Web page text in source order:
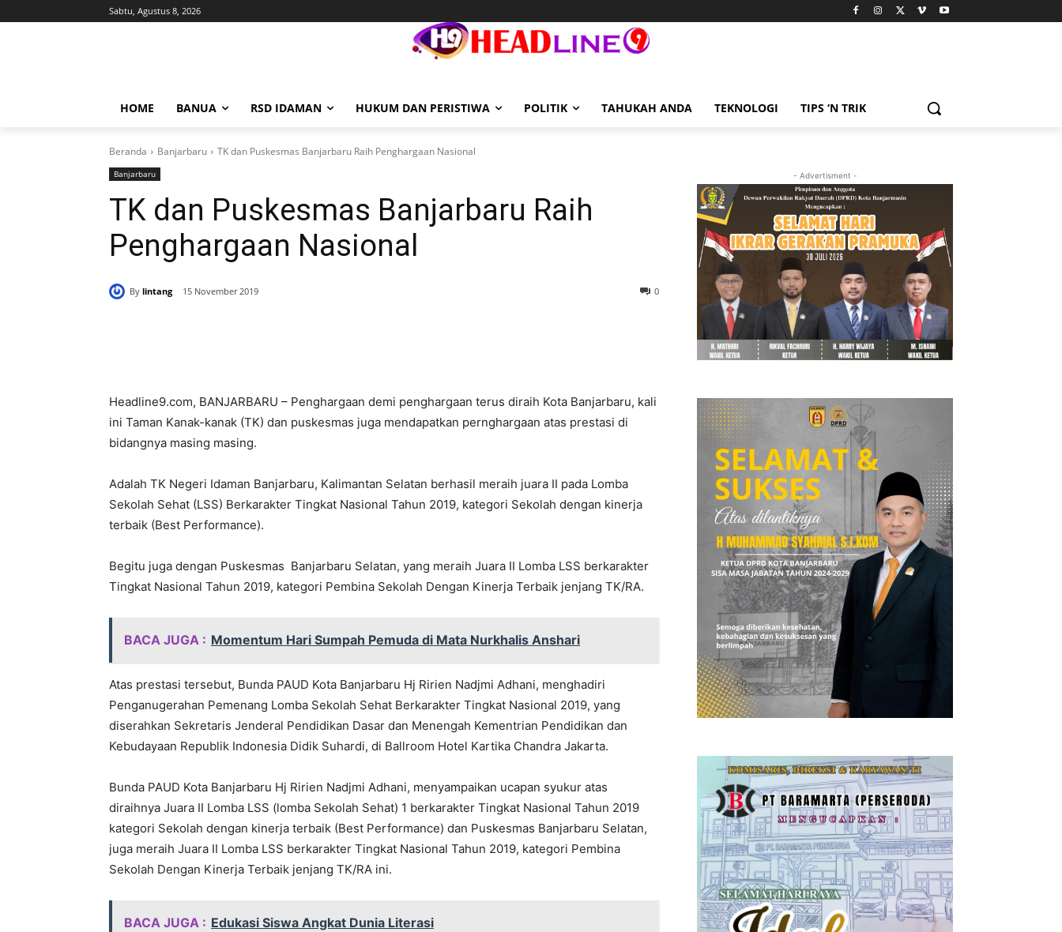
Sabtu, Agustus 8, 2026
HOME BANUA RSD IDAMAN HUKUM DAN PERISTIWA POLITIK TAHUKAH ANDA TEKNOLOGI TIPS ‘N TRIK
Beranda Banjarbaru TK dan Puskesmas Banjarbaru Raih Penghargaan Nasional
Banjarbaru
TK dan Puskesmas Banjarbaru Raih
Penghargaan Nasional
By lintang 15 November 2019 0
Headline9.com, BANJARBARU – Penghargaan demi penghargaan terus diraih Kota Banjarbaru, kali
ini Taman Kanak-kanak (TK) dan puskesmas juga mendapatkan pernghargaan atas prestasi di
bidangnya masing masing.
Adalah TK Negeri Idaman Banjarbaru, Kalimantan Selatan berhasil meraih juara II pada Lomba
Sekolah Sehat (LSS) Berkarakter Tingkat Nasional Tahun 2019, kategori Sekolah dengan kinerja
terbaik (Best Performance).
Begitu juga dengan Puskesmas Banjarbaru Selatan, yang meraih Juara II Lomba LSS berkarakter
Tingkat Nasional Tahun 2019, kategori Pembina Sekolah Dengan Kinerja Terbaik jenjang TK/RA.
BACA JUGA : Momentum Hari Sumpah Pemuda di Mata Nurkhalis Anshari
Atas prestasi tersebut, Bunda PAUD Kota Banjarbaru Hj Ririen Nadjmi Adhani, menghadiri
Penganugerahan Pemenang Lomba Sekolah Sehat Berkarakter Tingkat Nasional 2019, yang
diserahkan Sekretaris Jenderal Pendidikan Dasar dan Menengah Kementrian Pendidikan dan
Kebudayaan Republik Indonesia Didik Suhardi, di Ballroom Hotel Kartika Chandra Jakarta.
Bunda PAUD Kota Banjarbaru Hj Ririen Nadjmi Adhani, menyampaikan ucapan syukur atas
diraihnya Juara II Lomba LSS (lomba Sekolah Sehat) 1 berkarakter Tingkat Nasional Tahun 2019
kategori Sekolah dengan kinerja terbaik (Best Performance) dan Puskesmas Banjarbaru Selatan,
juga meraih Juara II Lomba LSS berkarakter Tingkat Nasional Tahun 2019, kategori Pembina
Sekolah Dengan Kinerja Terbaik jenjang TK/RA ini.
BACA JUGA : Edukasi Siswa Angkat Dunia Literasi
- Advertisment -